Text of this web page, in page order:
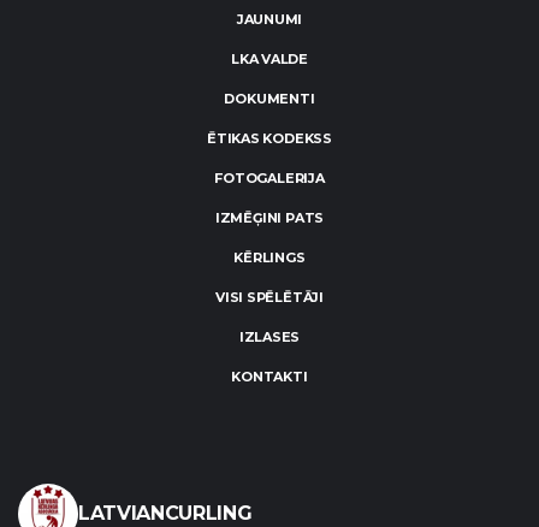
JAUNUMI
LKA VALDE
DOKUMENTI
ĒTIKAS KODEKSS
FOTOGALERIJA
IZMĒĢINI PATS
KĒRLINGS
VISI SPĒLĒTĀJI
IZLASES
KONTAKTI
LATVIANCURLING